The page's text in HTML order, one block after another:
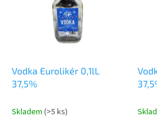
Vodka Eurolikér 0,1lL
37,5%
Skladem (>5 ks)